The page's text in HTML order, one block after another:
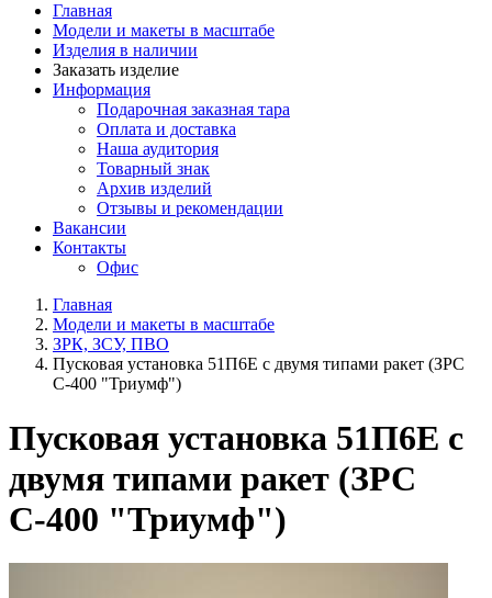
Главная
Модели и макеты в масштабе
Изделия в наличии
Заказать изделие
Информация
Подарочная заказная тара
Оплата и доставка
Наша аудитория
Товарный знак
Архив изделий
Отзывы и рекомендации
Вакансии
Контакты
Офис
Главная
Модели и макеты в масштабе
ЗРК, ЗСУ, ПВО
Пусковая установка 51П6Е с двумя типами ракет (ЗРС
С-400 "Триумф")
Пусковая установка 51П6Е с
двумя типами ракет (ЗРС
С-400 "Триумф")